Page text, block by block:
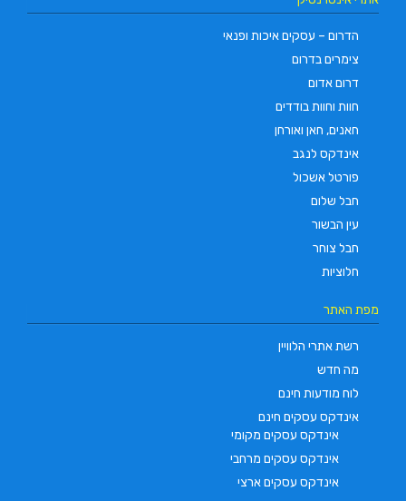
הדרום – עסקים איכות ופנאי
צימרים בדרום
דרום אדום
חוות וחוות בודדים
חאנים, חאן ואורחן
אינדקס לנגב
פורטל אשכול
חבל שלום
עין הבשור
חבל צוחר
חלוציות
מפת האתר
רשת אתרי הלוויין
מה חדש
לוח מודעות חינם
אינדקס עסקים חינם
אינדקס עסקים מקומי
אינדקס עסקים מרחבי
אינדקס עסקים ארצי